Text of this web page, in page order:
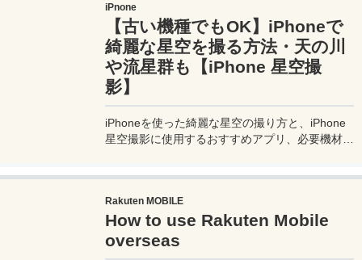
便利な情報、かかった費用など様々な情報をお届
け！夫婦喧嘩あり、ホロッと涙することもあり、
中年夫婦の等身大旅行記ブログ。
iPnone
【古い機種でもOK】iPhoneで
綺麗な星空を撮る方法・天の川
や流星群も【iPhone 星空撮
影】
iPhoneを使った綺麗な星空の撮り方と、iPhone
星空撮影に使用するおすすめアプリ、必要機材な
ば流星群の流れ星も撮影可能なので、iPhoneで
綺麗な星空撮影をしたいときはチャレンジしてみ
よう。
Rakuten MOBILE
How to use Rakuten Mobile
overseas